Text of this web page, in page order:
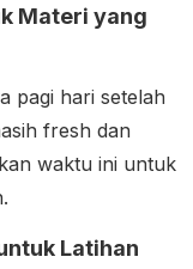
Materi yang
pagi hari setelah
fresh dan
waktu ini untuk
Latihan